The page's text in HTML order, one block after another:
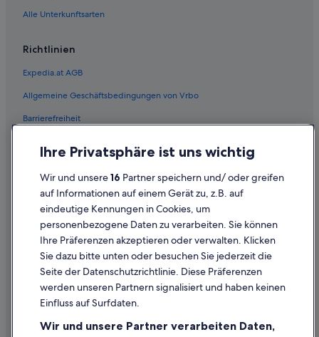
Alle Unterkunftsarten
Richtlinien
Expedia.at AGB
Allgemeine Geschäftsbedingungen von Vrbo
Barrierefreiheit
Rechtliche Hinweise/Kontakt
Inhaltsrichtlinien und Melden von Inhalten
Hilfe
Hilfe
Ihre Privatsphäre ist uns wichtig
Wir und unsere16 Partner speichern und/ oder greifen
auf Informationen auf einem Gerät zu, z.B. auf
eindeutige Kennungen in Cookies, um
personenbezogene Daten zu verarbeiten. Sie können
Ihre Präferenzen akzeptieren oder verwalten. Klicken
Sie dazu bitte unten oder besuchen Sie jederzeit die
Seite der Datenschutzrichtlinie. Diese Präferenzen
werden unseren Partnern signalisiert und haben keinen
Einfluss auf Surfdaten.
Wir und unsere Partner verarbeiten Daten,